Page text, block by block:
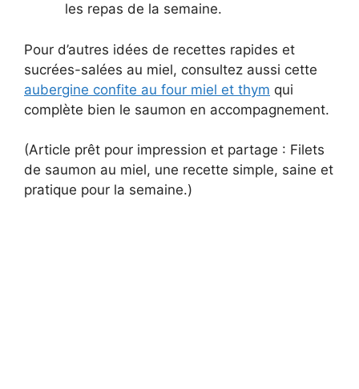
les repas de la semaine.
Pour d’autres idées de recettes rapides et
sucrées-salées au miel, consultez aussi cette
aubergine confite au four miel et thym qui
complète bien le saumon en accompagnement.
(Article prêt pour impression et partage : Filets
de saumon au miel, une recette simple, saine et
pratique pour la semaine.)